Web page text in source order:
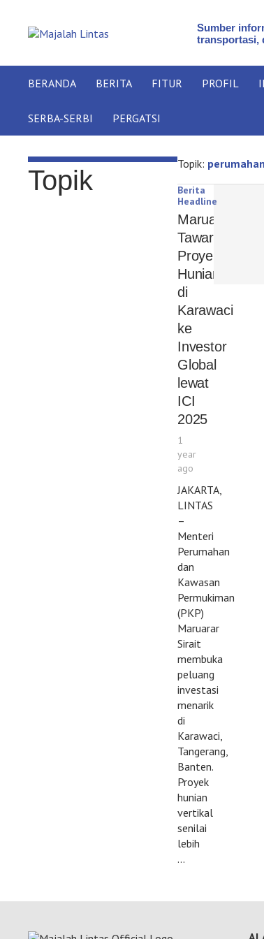
Sumber
transportasi,
BERANDA BERITA FITUR PROFIL
SERBA-SERBI PERGATSI
Topik
Topik:
Berita
Headline
Maruarar
Tawarkan
Proyek
Hunian
di
Karawaci
ke
Investor
Global
lewat
ICI
2025
1
year
ago
JAKARTA,
LINTAS
–
Menteri
Perumahan
dan
Kawasan
Permukiman
(PKP)
Maruarar
Sirait
membuka
peluang
investasi
menarik
di
Karawaci,
Tangerang,
Banten.
Proyek
hunian
vertikal
senilai
lebih
…